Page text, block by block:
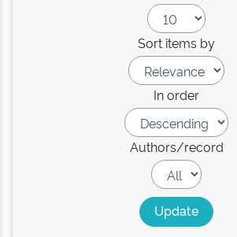
Sort items by
In order
Authors/record